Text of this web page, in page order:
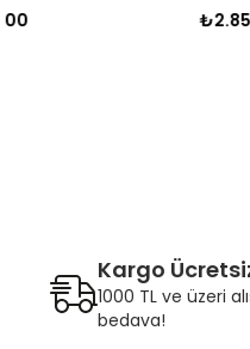
₺2.850,00
Kargo
1000 TL ve üzeri
bedava!